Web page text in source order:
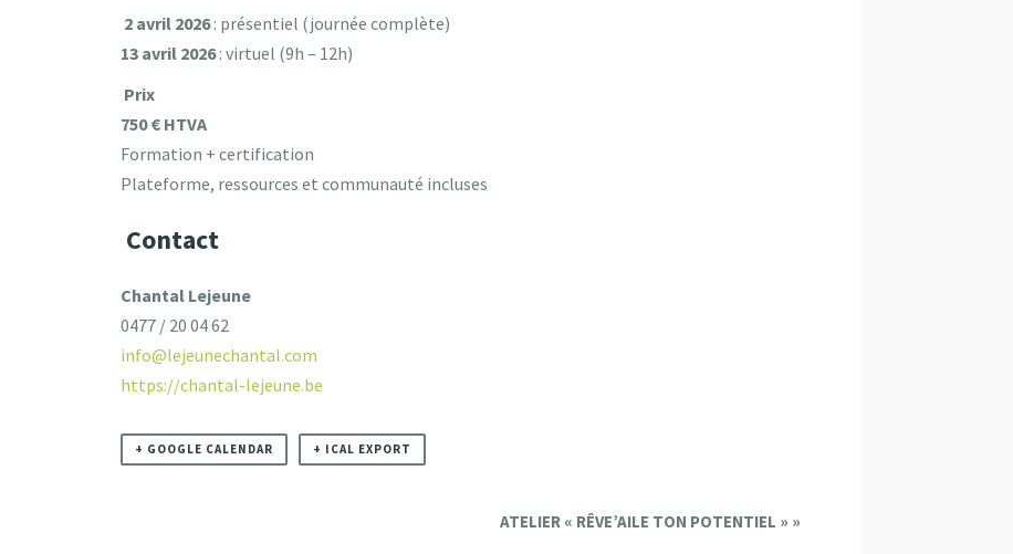
2 avril 2026: présentiel (journée complète)
13 avril 2026: virtuel (9h – 12h)
Prix
750 € HTVA
Formation + certification
Plateforme, ressources et communauté incluses
Contact
Chantal Lejeune
0477 / 20 04 62
info@lejeunechantal.com
https://chantal-lejeune.be
+ GOOGLE CALENDAR + ICAL EXPORT
ATELIER « RÊVE’AILE TON POTENTIEL » »